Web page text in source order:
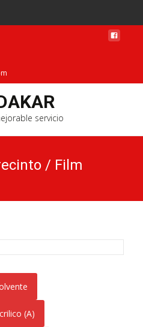
servicio
/ Film
(A)